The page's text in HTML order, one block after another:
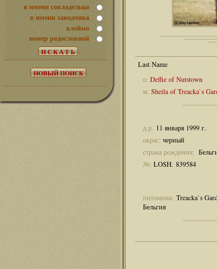
в имени совладельца
в имени заводчика
клеймо
номер родословной
о: Deffie of Nutstown
м: Sheila of Treacka`s
д.р. 11 января 1999 г.
окрас: черный
страна рождения:
№: LOSH. 839584
питомник: Treacka`s
Бельгия